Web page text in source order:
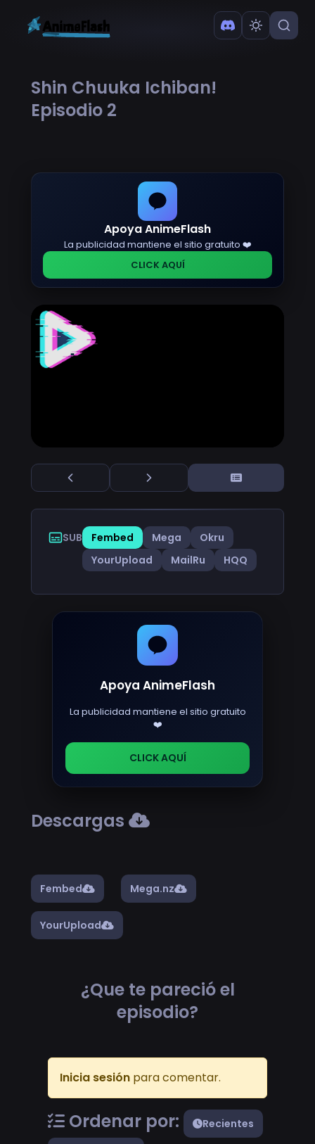
Shin Chuuka Ichiban!
Episodio 2
Apoya AnimeFlash
La publicidad mantiene el sitio gratuito ❤️
CLICK AQUÍ
SUB Fembed Mega
Okru
YourUpload
MailRu HQQ
Apoya AnimeFlash
La publicidad mantiene el sitio gratuito
❤️
CLICK AQUÍ
Descargas
Fembed Mega.nz
YourUpload
¿Que te pareció el
episodio?
Inicia sesión para comentar.
Ordenar por:
Recientes